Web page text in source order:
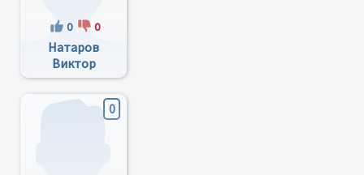
0 0
Натаров
Виктор
Петрович
0